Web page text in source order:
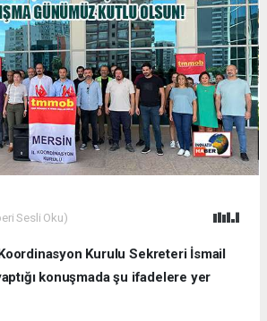
Sesli Oku)
Kurulu Sekreteri İsmail
konuşmada şu ifadelere yer